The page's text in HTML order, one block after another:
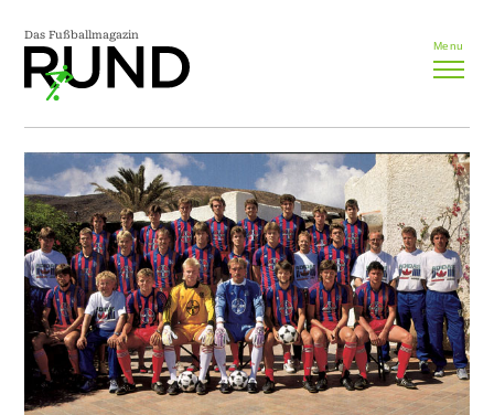
Das Fußballmagazin
Menu